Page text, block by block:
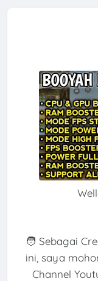
🧑 Sebagai
ini, saya
Channel